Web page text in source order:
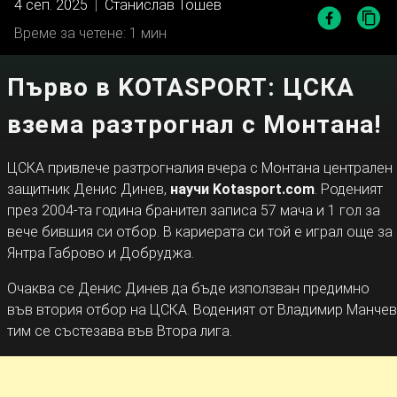
4 сеп. 2025 | Станислав Тошев
Време за четене: 1 мин
Първо в KOTASPORT: ЦСКА
взема разтрогнал с Монтана!
ЦСКА привлече разтрогналия вчера с Монтана централен
защитник Денис Динев, научи Kotasport.com. Роденият
през 2004-та година бранител записа 57 мача и 1 гол за
вече бившия си отбор. В кариерата си той е играл още за
Янтра Габрово и Добруджа.
Очаква се Денис Динев да бъде използван предимно
във втория отбор на ЦСКА. Воденият от Владимир Манчев
тим се състезава във Втора лига.